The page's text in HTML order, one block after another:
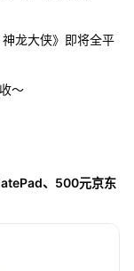
龙大侠》即将全平
～
、500元京东